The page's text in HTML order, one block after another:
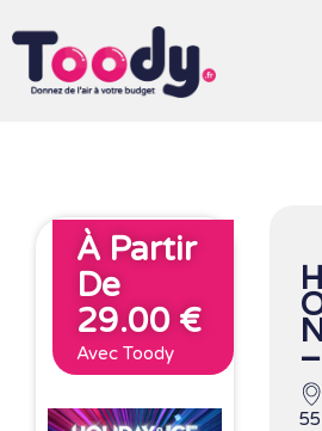
À Partir
De
29.00 €
Avec Toody